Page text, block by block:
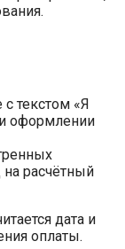
с текстом «Я
оформлении
на расчётный
дата и
оплаты.